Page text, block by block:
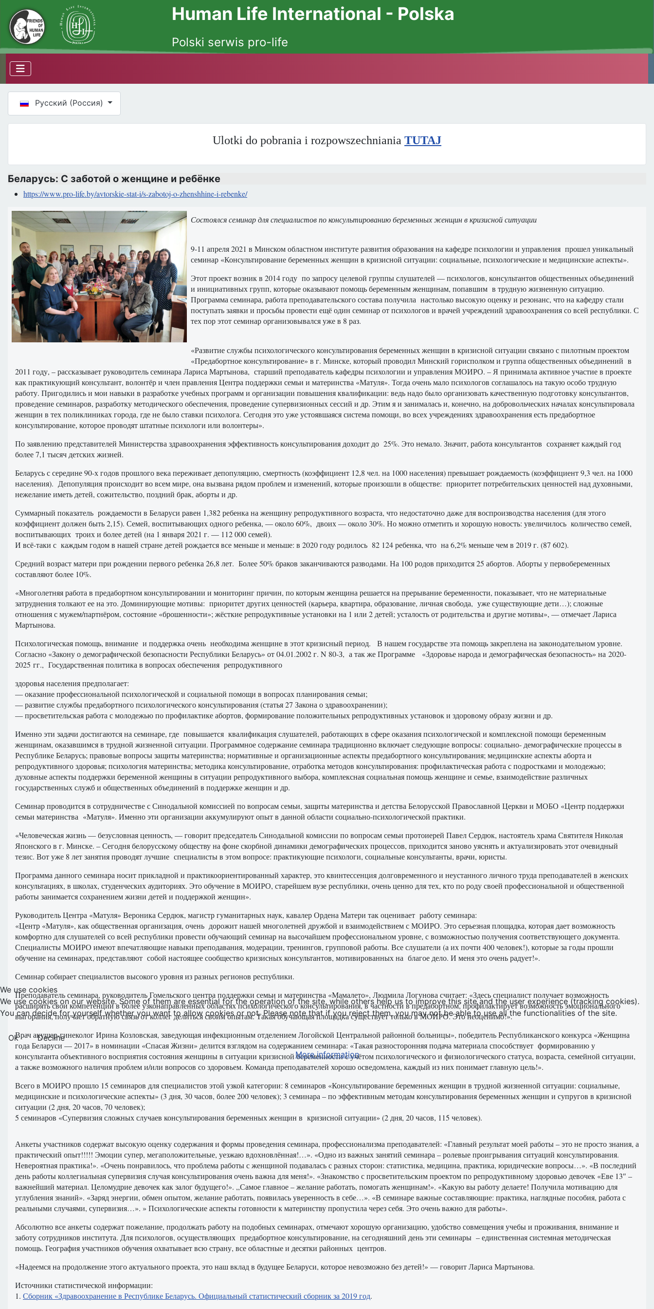
Human Life International - Polska
Polski serwis pro-life
Русский (Россия)
Ulotki do pobrania i rozpowszechniania TUTAJ
Беларусь: С заботой о женщине и ребёнке
https://www.pro-life.by/avtorskie-stat-i/s-zabotoj-o-zhenshhine-i-rebenke/
Состоялся семинар для специалистов по консультированию беременных женщин в кризисной ситуации
9-11 апреля 2021 в Минском областном институте развития образования на кафедре психологии и управления прошел уникальный
семинар «Консультирование беременных женщин в кризисной ситуации: социальные, психологические и медицинские аспекты».
Этот проект возник в 2014 году по запросу целевой группы слушателей — психологов, консультантов общественных объединений
и инициативных групп, которые оказывают помощь беременным женщинам, попавшим в трудную жизненную ситуацию.
Программа семинара, работа преподавательского состава получила настолько высокую оценку и резонанс, что на кафедру стали
поступать заявки и просьбы провести ещё один семинар от психологов и врачей учреждений здравоохранения со всей республики. С
тех пор этот семинар организовывался уже в 8 раз.
«Развитие службы психологического консультирования беременных женщин в кризисной ситуации связано с пилотным проектом
«Предабортное консультирование» в г. Минске, который проводил Минский горисполком и группа общественных объединений в
2011 году, – рассказывает руководитель семинара Лариса Мартынова, старший преподаватель кафедры психологии и управления МОИРО. – Я принимала активное участие в проекте
как практикующий консультант, волонтёр и член правления Центра поддержки семьи и материнства «Матуля». Тогда очень мало психологов соглашалось на такую особо трудную
работу. Пригодились и мои навыки в разработке учебных программ и организации повышения квалификации: ведь надо было организовать качественную подготовку консультантов,
проведение семинаров, разработку методического обеспечения, проведение супервизионных сессий и др. Этим я и занималась и, конечно, на добровольческих началах консультировала
женщин в тех поликлиниках города, где не было ставки психолога. Сегодня это уже устоявшаяся система помощи, во всех учреждениях здравоохранения есть предабортное
консультирование, которое проводят штатные психологи или волонтеры».
По заявлению представителей Министерства здравоохранения эффективность консультирования доходит до 25%. Это немало. Значит, работа консультантов сохраняет каждый год
более 7,1 тысяч детских жизней.
Беларусь с середине 90-х годов прошлого века переживает депопуляцию, смертность (коэффициент 12,8 чел. на 1000 населения) превышает рождаемость (коэффициент 9,3 чел. на 1000
населения). Депопуляция происходит во всем мире, она вызвана рядом проблем и изменений, которые произошли в обществе: приоритет потребительских ценностей над духовными,
нежелание иметь детей, сожительство, поздний брак, аборты и др.
Суммарный показатель рождаемости в Беларуси равен 1,382 ребенка на женщину репродуктивного возраста, что недостаточно даже для воспроизводства населения (для этого
коэффициент должен быть 2,15). Семей, воспитывающих одного ребенка, — около 60%, двоих — около 30%. Но можно отметить и хорошую новость: увеличилось количество семей,
воспитывающих троих и более детей (на 1 января 2021 г. — 112 000 семей).
И всё-таки с каждым годом в нашей стране детей рождается все меньше и меньше: в 2020 году родилось 82 124 ребенка, что на 6,2% меньше чем в 2019 г. (87 602).
Средний возраст матери при рождении первого ребенка 26,8 лет. Более 50% браков заканчиваются разводами. На 100 родов приходится 25 абортов. Аборты у первобеременных
составляют более 10%.
«Многолетняя работа в предабортном консультировании и мониторинг причин, по которым женщина решается на прерывание беременности, показывает, что не материальные
затруднения толкают ее на это. Доминирующие мотивы: приоритет других ценностей (карьера, квартира, образование, личная свобода, уже существующие дети…); сложные
отношения с мужем/партнёром, состояние «брошенности»; жёсткие репродуктивные установки на 1 или 2 детей; усталость от родительства и другие мотивы», — отмечает Лариса
Мартынова.
Психологическая помощь, внимание и поддержка очень необходима женщине в этот кризисный период. В нашем государстве эта помощь закреплена на законодательном уровне.
Согласно «Закону о демографической безопасности Республики Беларусь» от 04.01.2002 г. N 80-З, а так же Программе «Здоровье народа и демографическая безопасность» на 2020-
2025 гг., Государственная политика в вопросах обеспечения репродуктивного
здоровья населения предполагает:
— оказание профессиональной психологической и социальной помощи в вопросах планирования семьи;
— развитие службы предабортного психологического консультирования (статья 27 Закона о здравоохранении);
— просветительская работа с молодежью по профилактике абортов, формирование положительных репродуктивных установок и здоровому образу жизни и др.
Именно эти задачи достигаются на семинаре, где повышается квалификация слушателей, работающих в сфере оказания психологической и комплексной помощи беременным
женщинам, оказавшимся в трудной жизненной ситуации. Программное содержание семинара традиционно включает следующие вопросы: социально- демографические процессы в
Республике Беларусь; правовые вопросы защиты материнства; нормативные и организационные аспекты предабортного консультирования; медицинские аспекты аборта и
репродуктивного здоровья; психология материнства; методика консультирование, отработка методов консультирования: профилактическая работа с подростками и молодежью;
духовные аспекты поддержки беременной женщины в ситуации репродуктивного выбора, комплексная социальная помощь женщине и семье, взаимодействие различных
государственных служб и общественных объединений в поддержке женщин и др.
Семинар проводится в сотрудничестве с Синодальной комиссией по вопросам семьи, защиты материнства и детства Белорусской Православной Церкви и МОБО «Центр поддержки
семьи материнства «Матуля». Именно эти организации аккумулируют опыт в данной области социально-психологической практики.
«Человеческая жизнь — безусловная ценность, — говорит председатель Синодальной комиссии по вопросам семьи протоиерей Павел Сердюк, настоятель храма Святителя Николая
Японского в г. Минске. – Сегодня белорусскому обществу на фоне скорбной динамики демографических процессов, приходится заново уяснять и актуализировать этот очевидный
тезис. Вот уже 8 лет занятия проводят лучшие специалисты в этом вопросе: практикующие психологи, социальные консультанты, врачи, юристы.
Программа данного семинара носит прикладной и практикоориентированный характер, это квинтессенция долговременного и неустанного личного труда преподавателей в женских
консультациях, в школах, студенческих аудиториях. Это обучение в МОИРО, старейшем вузе республики, очень ценно для тех, кто по роду своей профессиональной и общественной
работы занимается сохранением жизни детей и поддержкой женщин».
Руководитель Центра «Матуля» Вероника Сердюк, магистр гуманитарных наук, кавалер Ордена Матери так оценивает работу семинара:
«Центр «Матуля», как общественная организация, очень дорожит нашей многолетней дружбой и взаимодействием с МОИРО. Это серьезная площадка, которая дает возможность
комфортно для слушателей со всей республики провести обучающий семинар на высочайшем профессиональном уровне, с возможностью получения соответствующего документа.
Специалисты МОИРО имеют впечатляющие навыки преподавания, модерации, тренингов, групповой работы. Все слушатели (а их почти 400 человек!), которые за годы прошли
обучение на семинарах, представляют собой настоящее сообщество кризисных консультантов, мотивированных на благое дело. И меня это очень радует!».
Семинар собирает специалистов высокого уровня из разных регионов республики.
Преподаватель семинара, руководитель Гомельского центра поддержки семьи и материнства «Мамалето», Людмила Логунова считает: «Здесь специалист получает возможность
расширять свои компетенции в более узконаправленных областях психологического консультирования, в частности в предабортном, профилактирует возможность эмоционального
выгорания, получает обратную связь от коллег делиться своим опытам. Такая обучающая площадка существует только в МОИРО. Это неоценимо!».
Врач акушер-гинеколог Ирина Козловская, заведующая инфекционным отделением Логойской Центральной районной больницы», победитель Республиканского конкурса «Женщина
года Беларуси — 2017» в номинации «Спасая Жизни» делится взглядом на содержанием семинара: «Такая разносторонняя подача материала способствует формированию у
консультанта объективного восприятия состояния женщины в ситуации кризисной беременности с учётом психологического и физиологического статуса, возраста, семейной ситуации,
а также возможного наличия проблем и/или вопросов со здоровьем. Команда преподавателей хорошо осведомлена, каждый из них понимает главную цель!».
Всего в МОИРО прошло 15 семинаров для специалистов этой узкой категории: 8 семинаров «Консультирование беременных женщин в трудной жизненной ситуации: социальные,
медицинские и психологические аспекты» (3 дня, 30 часов, более 200 человек); 3 семинара – по эффективным методам консультирования беременных женщин и супругов в кризисной
ситуации (2 дня, 20 часов, 70 человек);
5 семинаров «Супервизия сложных случаев консультирования беременных женщин в кризисной ситуации» (2 дня, 20 часов, 115 человек).
Анкеты участников содержат высокую оценку содержания и формы проведения семинара, профессионализма преподавателей: «Главный результат моей работы – это не просто знания, а
практический опыт!!!!! Эмоции супер, мегаположительные, уезжаю вдохновлённая!…». «Одно из важных занятий семинара – ролевые проигрывания ситуаций консультирования.
Невероятная практика!». «Очень понравилось, что проблема работы с женщиной подавалась с разных сторон: статистика, медицина, практика, юридические вопросы…». «В последний
день работы коллегиальная супервизия случая консультирования очень важна для меня!». «Знакомство с просветительским проектом по репродуктивному здоровью девочек «Еве 13″ –
важнейший материал. Целомудрие девочек как залог будущего!». ,,Самое главное – желание работать, помогать женщинам!». «Какую вы работу делаете! Получила мотивацию для
углубления знаний». «Заряд энергии, обмен опытом, желание работать, появилась уверенность в себе…». «В семинаре важные составляющие: практика, наглядные пособия, работа с
реальными случаями, супервизия…». » Психологические аспекты готовности к материнству пропустила через себя. Это очень важно для работы».
Абсолютно все анкеты содержат пожелание, продолжать работу на подобных семинарах, отмечают хорошую организацию, удобство совмещения учебы и проживания, внимание и
заботу сотрудников института. Для психологов, осуществляющих предабортное консультирование, на сегодняшний день эти семинары – единственная системная методическая
помощь. География участников обучения охватывает всю страну, все областные и десятки районных центров.
«Надеемся на продолжение этого актуального проекта, это наш вклад в будущее Беларуси, которое невозможно без детей!» — говорит Лариса Мартынова.
Источники статистической информации:
1. Сборник «Здравоохранение в Республике Беларусь. Официальный статистический сборник за 2019 год.
We use cookies
We use cookies on our website. Some of them are essential for the operation of the site, while others help us to improve this site and the user experience (tracking cookies).
You can decide for yourself whether you want to allow cookies or not. Please note that if you reject them, you may not be able to use all the functionalities of the site.
Ok
Decline
More information